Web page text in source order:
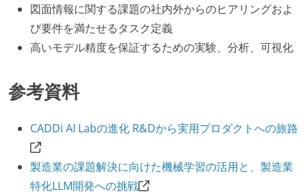
図面情報に関する課題の社内外からのヒアリングおよ
び要件を満たせるタスク定義
高いモデル精度を保証するための実験、分析、可視化
参考資料
CADDi AI Labの進化 R&Dから実用プロダクトへの旅路
製造業の課題解決に向けた機械学習の活用と、製造業
特化LLM開発への挑戦